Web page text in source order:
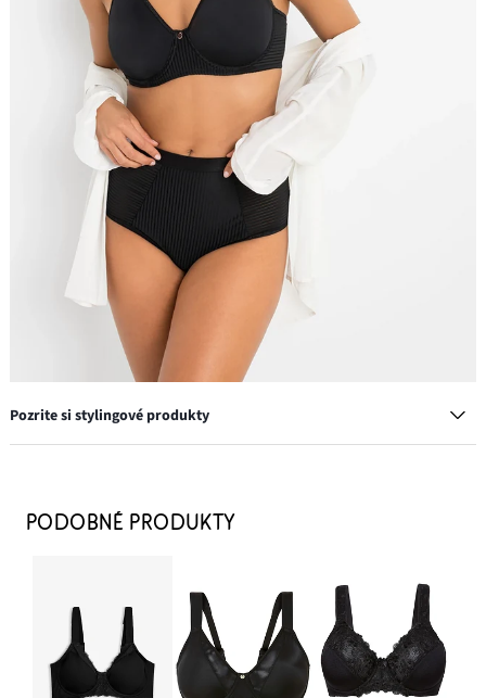
Pozrite si stylingové produkty
14,99 €-11%
17,98 €
PRIDAŤ DO KOŠÍKA
PODOBNÉ PRODUKTY